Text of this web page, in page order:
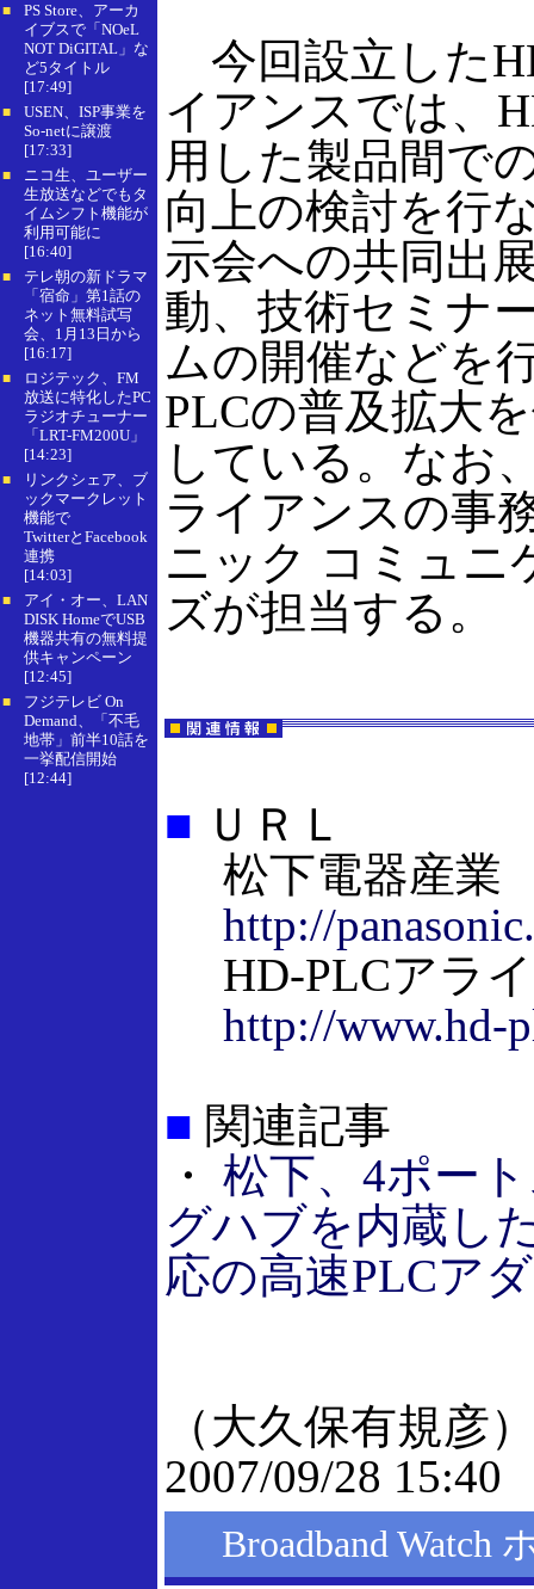
■
PS Store、アーカ
イブスで「NOeL
NOT DiGITAL」な
ど5タイトル
[17:49]
■
USEN、ISP事業を
So-netに譲渡
[17:33]
■
ニコ生、ユーザー
生放送などでもタ
イムシフト機能が
利用可能に
[16:40]
■
テレ朝の新ドラマ
「宿命」第1話の
ネット無料試写
会、1月13日から
[16:17]
■
ロジテック、FM
放送に特化したPC
ラジオチューナー
「LRT-FM200U」
[14:23]
■
リンクシェア、ブ
ックマークレット
機能で
TwitterとFacebook
連携
[14:03]
■
アイ・オー、LAN
DISK HomeでUSB
機器共有の無料提
供キャンペーン
[12:45]
■
フジテレビ On
Demand、「不毛
地帯」前半10話を
一挙配信開始
[12:44]
今回設立した
イアンスでは、
用した製品間で
向上の検討を行
示会への共同出
動、技術セミナ
ムの開催などを
PLCの普及拡大
している。なお
ライアンスの事
ニック コミュニ
ズが担当する。
■ ＵＲＬ
松下電器産業
http://
HD-PLCアラ
http://www.hd-
■ 関連記事
・ 松下、4ポー
グハブを内蔵し
応の高速PLCア
（大久保有規彦
2007/09/28 15:40
Broadband Watch